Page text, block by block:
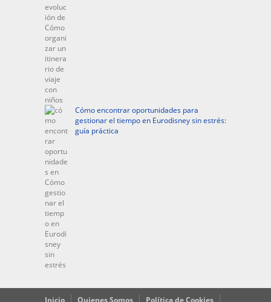
Cómo encontrar oportunidades para
gestionar el tiempo en Eurodisney sin estrés:
guía práctica
Inicio Quienes Somos Política de Cookies